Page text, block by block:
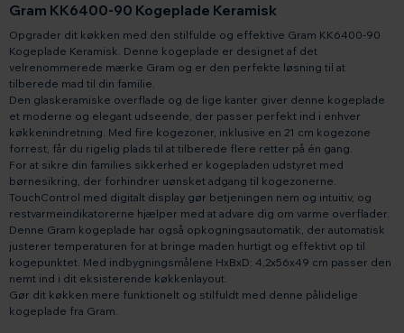
Gram KK6400-90 Kogeplade Keramisk
Opgrader dit køkken med den stilfulde og effektive Gram KK6400-90
Kogeplade Keramisk. Denne kogeplade er designet af det
velrenommerede mærke Gram og er den perfekte løsning til at
tilberede mad til din familie.
Den glaskeramiske overflade og de lige kanter giver denne kogeplade
et moderne og elegant udseende, der passer perfekt ind i enhver
køkkenindretning. Med fire kogezoner, inklusive en 21 cm kogezone
forrest, får du rigelig plads til at tilberede flere retter på én gang.
For at sikre din families sikkerhed er kogepladen udstyret med
børnesikring, der forhindrer uønsket adgang til kogezonerne.
TouchControl med digitalt display gør betjeningen nem og intuitiv, og
restvarmeindikatorerne hjælper med at advare dig om varme overflader.
Denne Gram kogeplade har også opkogningsautomatik, der automatisk
justerer temperaturen for at bringe maden hurtigt og effektivt op til
kogepunktet. Med indbygningsmålene HxBxD: 4,2x56x49 cm passer den
nemt ind i dit eksisterende køkkenlayout.
Gør dit køkken mere funktionelt og stilfuldt med denne pålidelige
kogeplade fra Gram.